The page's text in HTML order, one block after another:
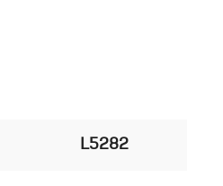
L5282